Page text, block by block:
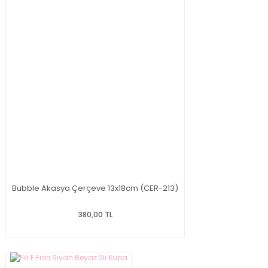
Bubble Akasya Çerçeve 13x18cm (CER-213)
380,00 TL